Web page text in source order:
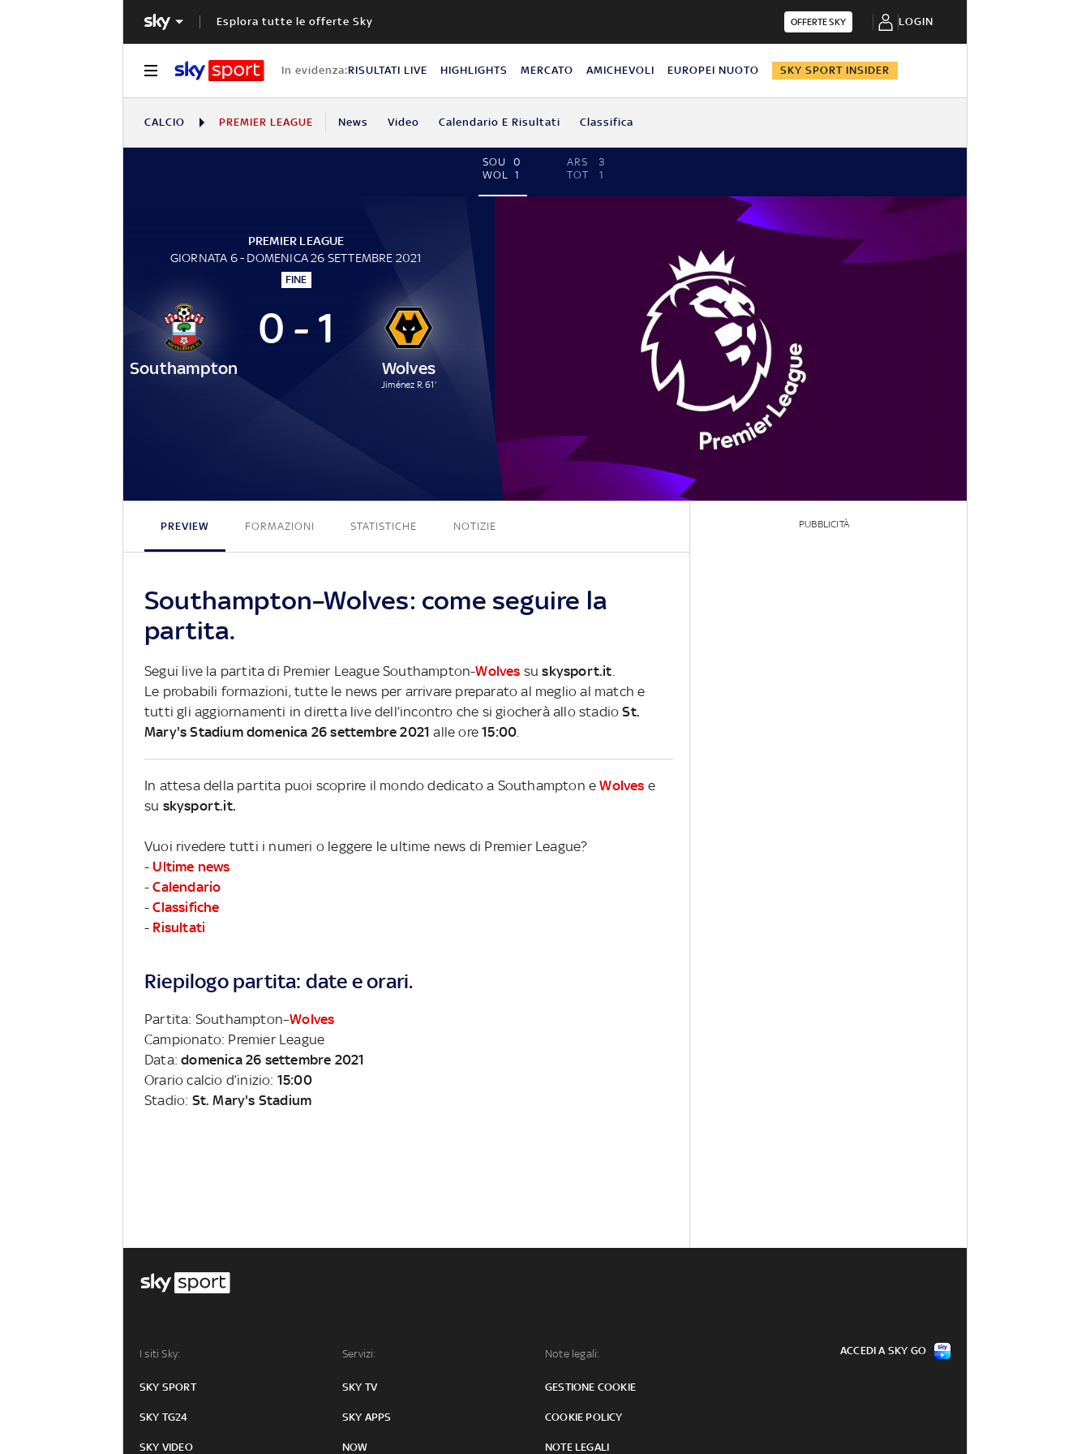
Esplora tutte le offerte Sky OFFERTE SKY LOGIN
In evidenza:RISULTATI LIVE HIGHLIGHTS MERCATO AMICHEVOLI EUROPEI NUOTO SKY SPORT INSIDER
CALCIO PREMIER LEAGUE News Video Calendario E Risultati Classifica
SOU
0
WOL
1
ARS
3
TOT
1
PREMIER LEAGUE
GIORNATA 6 - DOMENICA 26 SETTEMBRE 2021
FINE
Southampton
0 - 1
Wolves
Jiménez R. 61'
PREVIEW FORMAZIONI STATISTICHE NOTIZIE
Southampton–Wolves: come seguire la
partita.
Segui live la partita di Premier League Southampton-Wolves suskysport.it
Le probabili formazioni, tutte le news per arrivare preparato al meglio al match e
tutti gli aggiornamenti in diretta live dell’incontro che si giocherà allo stadioSt.
Mary's Stadium domenica 26 settembre 2021 alle ore15:00
In attesa della partita puoi scoprire il mondo dedicato a Southampton eWolves e
su skysport.it.
Vuoi rivedere tutti i numeri o leggere le ultime news di Premier League?
- Ultime news
-Calendario
-Classifiche
- Risultati
Riepilogo partita: date e orari.
Partita: Southampton–Wolves
Campionato: Premier League
Data:domenica 26 settembre 2021
Orario calcio d’inizio: 15:00
Stadio: St. Mary's Stadium
PUBBLICITÀ
I siti Sky:
SKY SPORT
SKY TG24
SKY VIDEO
Servizi:
SKY TV
SKY APPS
NOW
Note legali:
GESTIONE COOKIE
COOKIE POLICY
NOTE LEGALI
ACCEDI A SKY GO